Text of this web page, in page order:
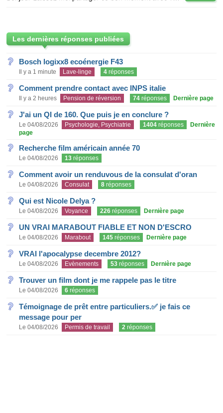
Les dernières réponses publiées
Bosch logixx8 ecoénergie F43
Il y a 1 minute Lave-linge 4 réponses
Comment prendre contact avec INPS italie
Il y a 2 heures Pension de réversion 74 réponses Dernière page
J'ai un QI de 160. Que puis je en conclure ?
Le 04/08/2026 Psychologie, Psychiatrie 1404 réponses
Dernière
page
Recherche film américain année 70
Le 04/08/2026 13 réponses
Comment avoir un renduvous de la consulat d'oran
Le 04/08/2026 Consulat 8 réponses
Qui est Nicole Delya ?
Le 04/08/2026 Voyance 226 réponses Dernière page
UN VRAI MARABOUT FIABLE ET NON D'ESCRO
Le 04/08/2026 Marabout 145 réponses Dernière page
VRAI l'apocalypse decembre 2012?
Le 04/08/2026 Evènements 53 réponses Dernière page
Trouver un film dont je me rappele pas le titre
Le 04/08/2026 6 réponses
Témoignage de prêt entre particuliers.✅ je fais ce
message pour per
Le 04/08/2026 Permis de travail 2 réponses